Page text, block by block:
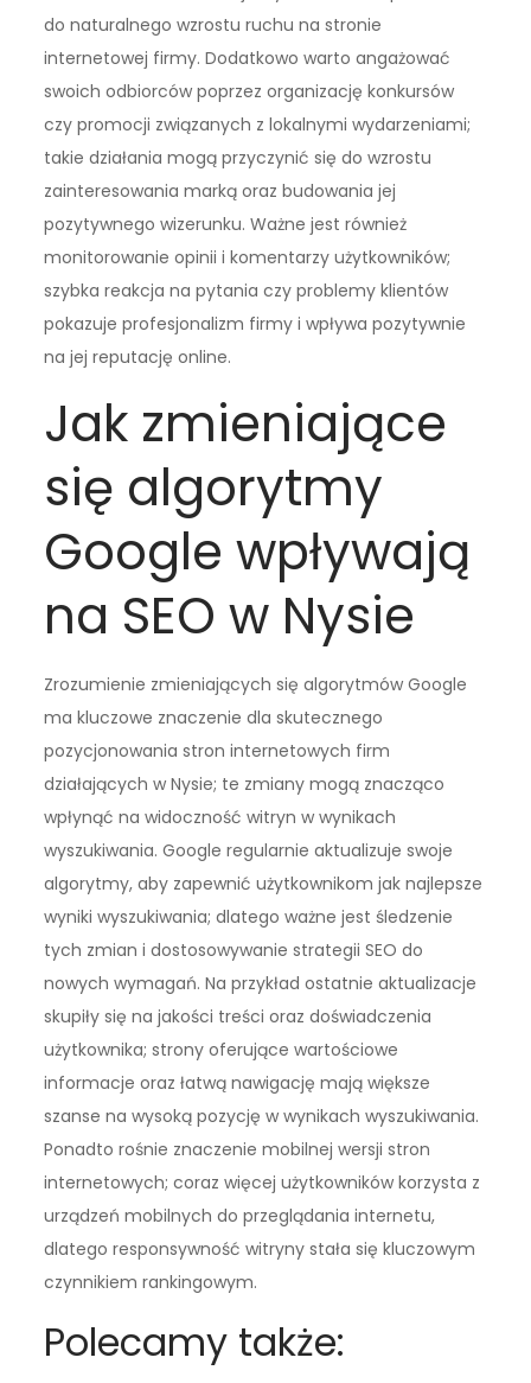
do naturalnego wzrostu ruchu na stronie
internetowej firmy. Dodatkowo warto angażować
swoich odbiorców poprzez organizację konkursów
czy promocji związanych z lokalnymi wydarzeniami;
takie działania mogą przyczynić się do wzrostu
zainteresowania marką oraz budowania jej
pozytywnego wizerunku. Ważne jest również
monitorowanie opinii i komentarzy użytkowników;
szybka reakcja na pytania czy problemy klientów
pokazuje profesjonalizm firmy i wpływa pozytywnie
na jej reputację online.
Jak zmieniające
się algorytmy
Google wpływają
na SEO w Nysie
Zrozumienie zmieniających się algorytmów Google
ma kluczowe znaczenie dla skutecznego
pozycjonowania stron internetowych firm
działających w Nysie; te zmiany mogą znacząco
wpłynąć na widoczność witryn w wynikach
wyszukiwania. Google regularnie aktualizuje swoje
algorytmy, aby zapewnić użytkownikom jak najlepsze
wyniki wyszukiwania; dlatego ważne jest śledzenie
tych zmian i dostosowywanie strategii SEO do
nowych wymagań. Na przykład ostatnie aktualizacje
skupiły się na jakości treści oraz doświadczenia
użytkownika; strony oferujące wartościowe
informacje oraz łatwą nawigację mają większe
szanse na wysoką pozycję w wynikach wyszukiwania.
Ponadto rośnie znaczenie mobilnej wersji stron
internetowych; coraz więcej użytkowników korzysta z
urządzeń mobilnych do przeglądania internetu,
dlatego responsywność witryny stała się kluczowym
czynnikiem rankingowym.
Polecamy także: